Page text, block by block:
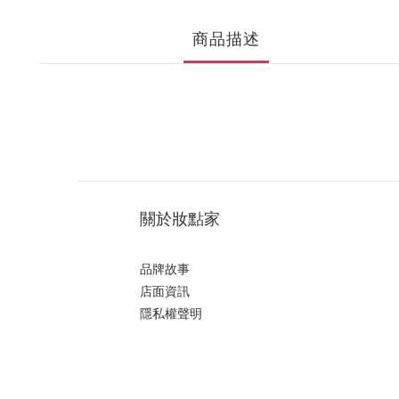
商品描述
關於妝點家
品牌故事
店面資訊
隱私權聲明